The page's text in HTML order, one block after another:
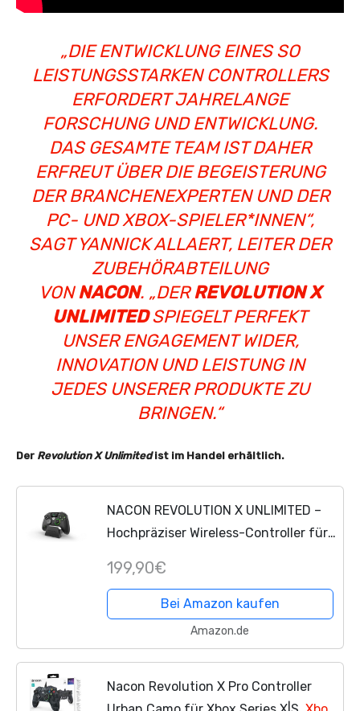
„DIE ENTWICKLUNG EINES SO
LEISTUNGSSTARKEN CONTROLLERS
ERFORDERT JAHRELANGE
FORSCHUNG UND ENTWICKLUNG.
DAS GESAMTE TEAM IST DAHER
ERFREUT ÜBER DIE BEGEISTERUNG
DER BRANCHENEXPERTEN UND DER
PC- UND XBOX-SPIELER*INNEN“,
SAGT YANNICK ALLAERT, LEITER DER
ZUBEHÖRABTEILUNG
VONNACON. „DERREVOLUTION X
UNLIMITEDSPIEGELT PERFEKT
UNSER ENGAGEMENT WIDER,
INNOVATION UND LEISTUNG IN
JEDES UNSERER PRODUKTE ZU
BRINGEN.“
Der Revolution X Unlimitedist im Handel erhältlich.
NACON REVOLUTION X UNLIMITED –
Hochpräziser Wireless-Controller für
Offizielle Xbox
199,90€
Bei Amazon kaufen
Amazon.de
Nacon Revolution X Pro Controller